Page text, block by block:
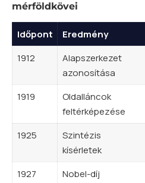
mérföldkövei
Időpont Eredmény
1912
Alapszerkezet
azonosítása
1919
Oldalláncok
feltérképezése
1925
Szintézis
kísérletek
1927
Nobel-díj